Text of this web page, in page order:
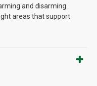
and disarming.
areas that support